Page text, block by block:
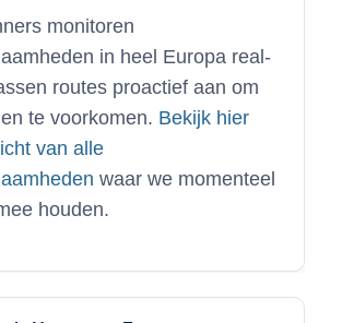
monitoren
in heel Europa real-
routes proactief aan om
te voorkomen. Bekijk hier
van alle
waar we momenteel
houden.